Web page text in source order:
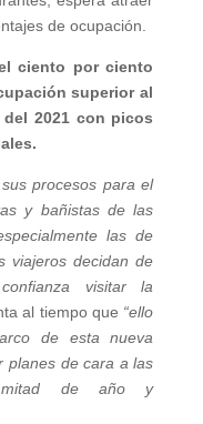
de ocupación.
ciento por ciento
superior al
2021 con picos
procesos para el
y bañistas de las
las de
viajeros decidan de
visitar la
al tiempo que “ello
de esta nueva
planes de cara a las
mitad de año y